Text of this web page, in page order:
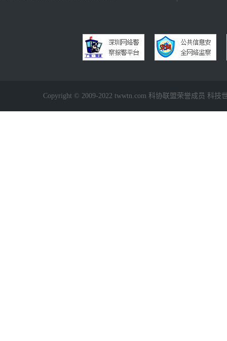
Copyright © 2009-2022 twwtn.com 科协联盟荣誉成员 科